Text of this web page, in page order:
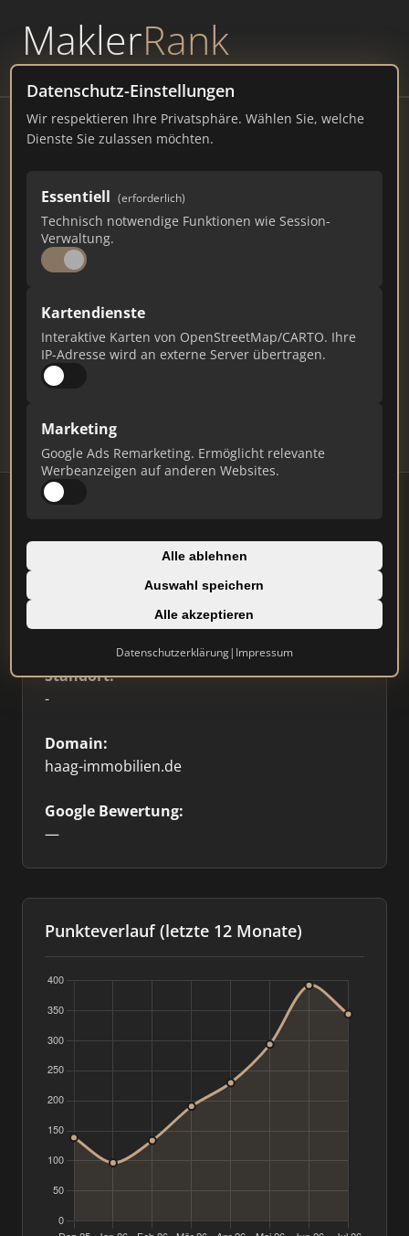
MaklerRank
powered byWAVEPOINT
Datenschutz-Einstellungen
Wir respektieren Ihre Privatsphäre. Wählen Sie, welche
Dienste Sie zulassen möchten.
Essentiell (erforderlich)
Technisch notwendige Funktionen wie Session-
Verwaltung.
Kartendienste
Interaktive Karten von OpenStreetMap/CARTO. Ihre
IP-Adresse wird an externe Server übertragen.
Marketing
Google Ads Remarketing. Ermöglicht relevante
Werbeanzeigen auf anderen Websites.
Alle ablehnen
Auswahl speichern
Alle akzeptieren
Datenschutzerklärung| Impressum
Haag Immobilien
344 1 10
Ist das Ihr Unternehmen?
Verifizieren Sie Ihr Profil, bearbeiten Sie Ihre
Daten und erhalten Sie monatliche Ranking-
Updates.
Einzelner Makler
Standort:
-
Domain:
haag-immobilien.de
Google Bewertung:
—
Punkteverlauf (letzte 12 Monate)